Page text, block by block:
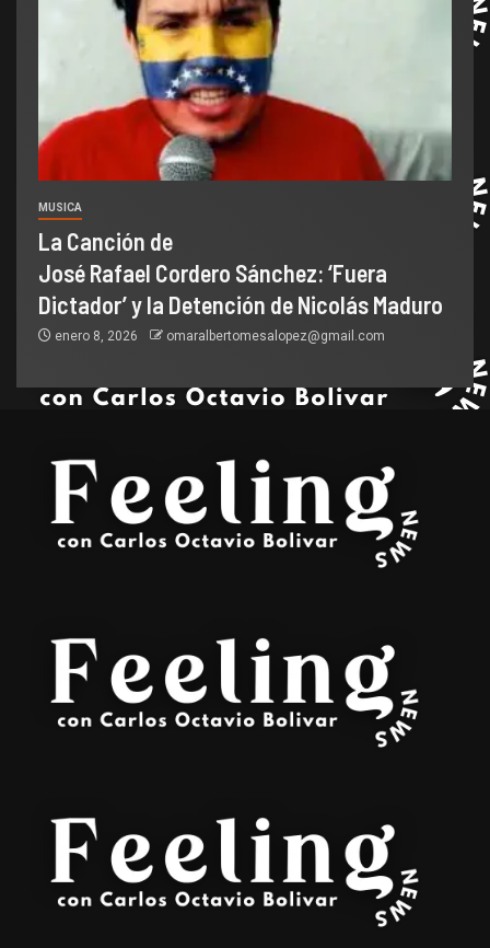
MUSICA
La Canción de
José Rafael Cordero Sánchez: ‘Fuera
Dictador’ y la Detención de Nicolás Maduro
enero 8, 2026 omaralbertomesalopez@gmail.com